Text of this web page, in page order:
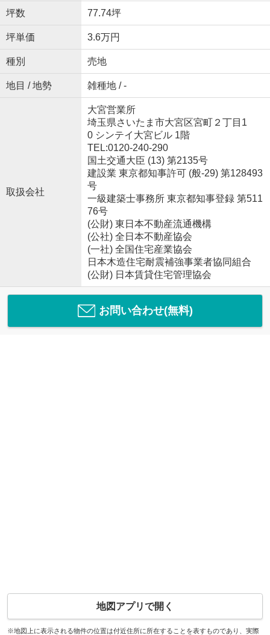
坪数 77.74坪
坪単価 3.6万円
種別 売地
地目 / 地勢 雑種地 / -
取扱会社
大宮営業所
埼玉県さいたま市大宮区宮町２丁目1
0 シンテイ大宮ビル 1階
TEL:0120-240-290
国土交通大臣 (13) 第2135号
建設業 東京都知事許可 (般-29) 第128493
号
一級建築士事務所 東京都知事登録 第511
76号
(公財) 東日本不動産流通機構
(公社) 全日本不動産協会
(一社) 全国住宅産業協会
日本木造住宅耐震補強事業者協同組合
(公財) 日本賃貸住宅管理協会
お問い合わせ(無料)
地図アプリで開く
※地図上に表示される物件の位置は付近住所に所在することを表すものであり、実際